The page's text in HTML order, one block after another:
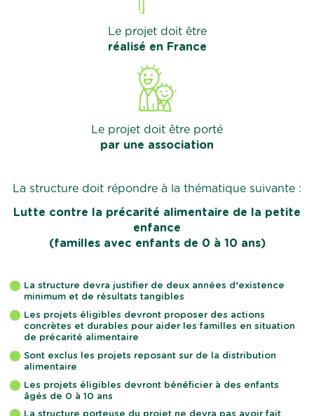
Le projet doit être
réalisé en France
Le projet doit être porté
par une association
La structure doit répondre à la thématique suivante :
Lutte contre la précarité alimentaire de la petite
enfance
(familles avec enfants de 0 à 10 ans)
La structure devra justifier de deux années d’existence
minimum et de résultats tangibles
Les projets éligibles devront proposer des actions
concrètes et durables pour aider les familles en situation
de précarité alimentaire
Sont exclus les projets reposant sur de la distribution
alimentaire
Les projets éligibles devront bénéficier à des enfants
âgés de 0 à 10 ans